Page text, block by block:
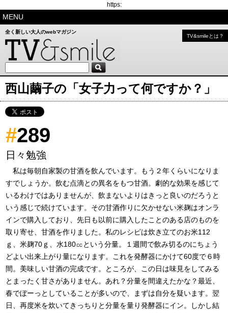
https:
MENU
全く新しい大人のwebマガジン
TV&smileとは？
西山繭子の「女子力って何ですか？」
#289
日々勉強
私は毎朝自家製の甘酒を飲んでいます。もう２年くらいになりま
すでしょうか。飲む点滴との異名をもつ甘酒。劇的な効果を感じて
いるわけではありませんが、飲まないよりはきっと良いのだろうと
いう感じで続けています。その甘酒作りに欠かせない米麹はオンラ
インで購入しており、先日も以前に購入したことのある店のものを
取り寄せ、甘酒を作りました。私のレシピは炊き立てのお米112
ｇ、米麹70ｇ、水180㏄という分量。１週間で飲み切るのにちょう
どよい出来上がり量になります。これを発酵器にかけて60度で６時
間。美味しい甘酒の完成です。ところが、この日は味見をしてみる
とまったく甘さがありません。あれ？分量を間違えたかな？最近、
春でぼーっとしていることが多いので、まずは自分を疑います。翌
日、再度米を炊いてきっちりと分量を量り発酵器にイン。しかし結